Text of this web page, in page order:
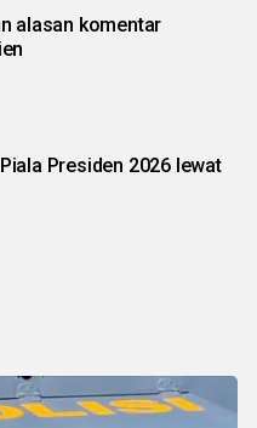
alasan komentar
Presiden 2026 lewat